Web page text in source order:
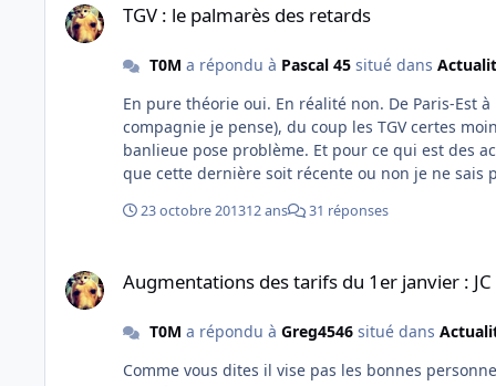
TGV : le palmarès des retards
T0M a répondu à Pascal 45situé dans
En pure théorie oui. En réalité non. De Paris-Est à la LGV de Vaires il y a peu de voies (moins que Montparnasse et
compagnie je pense), du coup les TGV certes
banlieue pose problème. Et pour ce qui est des accidents de personne et autres problèmes indépendants de la ligne,
que cette dernière soit récente ou non je ne sais
23 octobre 201312 ans 31 réponses
Augmentations des tarifs du 1er janvier :
T0M a répondu à Greg4546situé dans
Comme vous dites il vise pas les bonnes personnes !! Mais surtout, ce qui me fait un peu grincer des dents,